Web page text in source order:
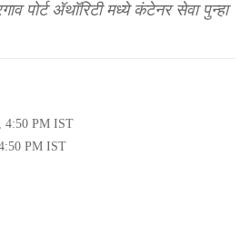
पोर्ट ॲथॉरिटी मध्ये कंटेनर सेवा पुन्हा
4:50 PM IST
PM IST